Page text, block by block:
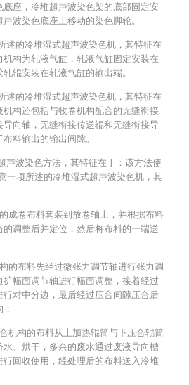
底座，冷堆超声波染色架的底部固定安
波染色底座上移动的染色脚轮。
述的冷堆湿式超声波染色机，其特征在
机构为轧液气缸，轧液气缸固定安装在
辊安装在轧液气缸的输出端。
述的冷堆湿式超声波染色机，其特征在
机构还包括与收卷机构配合的无缝衔接
导向轴，无缝衔接传送辊和无缝衔接导
料输出的输出间隙。
声波染色方法，其特征在于：该方法使
一项所述的冷堆湿式超声波染色机，其
的成卷布料套装到放卷轴上，并根据布料
的调整后并定位，然后将布料的一端送
的布料先经过微张力调节轴进行张力调
扩幅面调节轴进行幅面调整，接着经过
行对中分边，最后经过压合间隙压合后
机构的布料从上加热辊筒与下压合辊筒
水、烘干，多余的废水通过废液导向槽
行回收使用，经处理后的布料送入冷堆